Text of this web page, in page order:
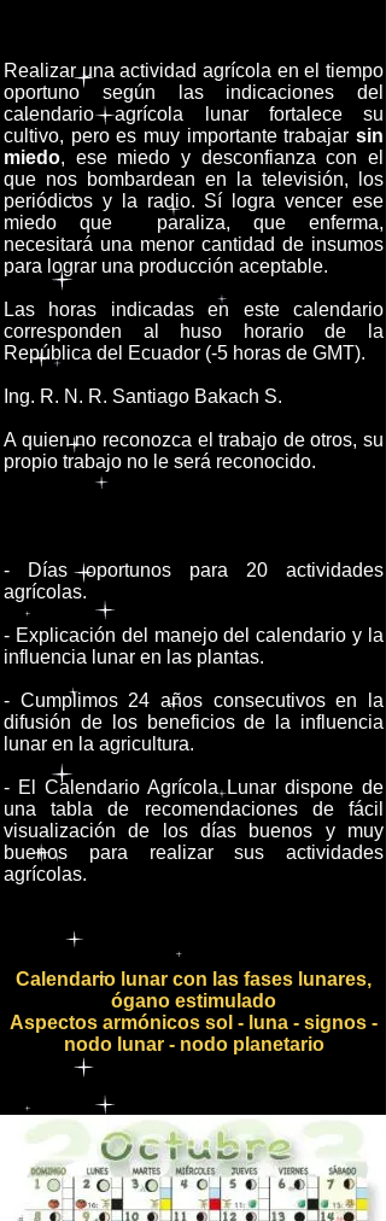
- Días oportunos para 20 actividades
agrícolas.
- Explicación del manejo del calendario y la
influencia lunar en las plantas.
- Cumplimos 24 años consecutivos en la
difusión de los beneficios de la influencia
lunar en la agricultura.
- El Calendario Agrícola Lunar dispone de
una tabla de recomendaciones de fácil
visualización de los días buenos y muy
buenos para realizar sus actividades
agrícolas.
Calendario lunar con las fases lunares,
ógano estimulado
Aspectos armónicos sol - luna - signos -
nodo lunar - nodo planetario
Realizar una actividad agrícola en el tiempo
oportuno según las indicaciones del
calendario agrícola lunar fortalece su
cultivo, pero es muy importante trabajar sin
miedo, ese miedo y desconfianza con el
que nos bombardean en la televisión, los
periódicos y la radio. Sí logra vencer ese
miedo que paraliza, que enferma,
necesitará una menor cantidad de insumos
para lograr una producción aceptable.
Las horas indicadas en este calendario
corresponden al huso horario de la
República del Ecuador (-5 horas de GMT).
Ing. R. N. R. Santiago Bakach S.
A quien no reconozca el trabajo de otros, su
propio trabajo no le será reconocido.